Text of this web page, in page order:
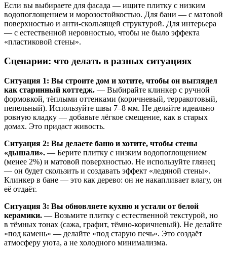
Если вы выбираете для фасада — ищите плитку с низким
водопоглощением и морозостойкостью. Для бани — с матовой
поверхностью и анти-скользящей структурой. Для интерьера
— с естественной неровностью, чтобы не было эффекта
«пластиковой стены».
Сценарии: что делать в разных ситуациях
Ситуация 1: Вы строите дом и хотите, чтобы он выглядел
как старинный коттедж. — Выбирайте клинкер с ручной
формовкой, тёплыми оттенками (коричневый, терракотовый,
пепельный). Используйте швы 7–8 мм. Не делайте идеально
ровную кладку — добавьте лёгкое смещение, как в старых
домах. Это придаст живость.
Ситуация 2: Вы делаете баню и хотите, чтобы стены
«дышали». — Берите плитку с низким водопоглощением
(менее 2%) и матовой поверхностью. Не используйте глянец
— он будет скользить и создавать эффект «ледяной стены».
Клинкер в бане — это как дерево: он не накапливает влагу, он
её отдаёт.
Ситуация 3: Вы обновляете кухню и устали от белой
керамики. — Возьмите плитку с естественной текстурой, но
в тёмных тонах (сажа, графит, тёмно-коричневый). Не делайте
«под камень» — делайте «под старую печь». Это создаёт
атмосферу уюта, а не холодного минимализма.